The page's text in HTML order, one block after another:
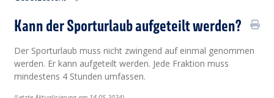
Kann der Sporturlaub aufgeteilt werden?
Der Sporturlaub muss nicht zwingend auf einmal genommen
werden. Er kann aufgeteilt werden. Jede Fraktion muss
mindestens 4 Stunden umfassen.